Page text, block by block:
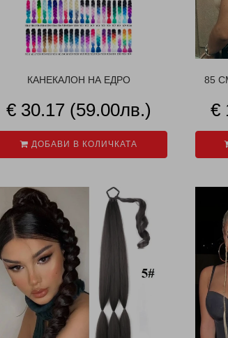
КАНЕКАЛОН НА ЕДРО
€ 30.17 (59.00лв.)
ДОБАВИ В КОЛИЧКАТА
85
€